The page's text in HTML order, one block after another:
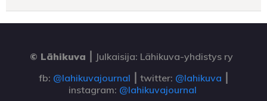
© Lähikuva
Julkaisija: Lähikuva-yhdistys ry
fb: @lahikuvajournal ⎮ twitter: @lahikuva
instagram: @lahikuvajournal